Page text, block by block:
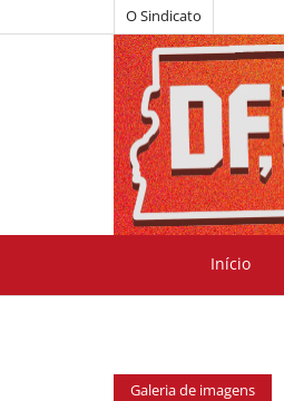
O Sindicato
Início
Galeria de imagens